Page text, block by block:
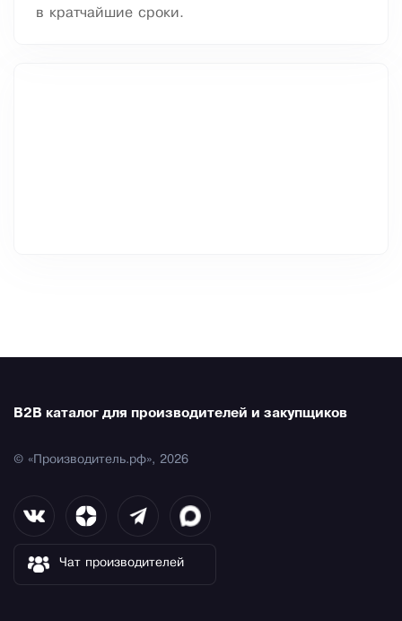
в кратчайшие сроки.
B2B каталог для производителей и закупщиков
© «Производитель.рф», 2026
Чат производителей